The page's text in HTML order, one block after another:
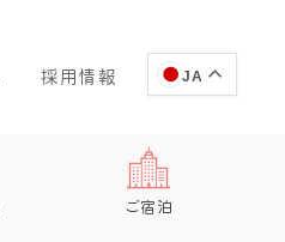
採用情報 JA
ご宿泊